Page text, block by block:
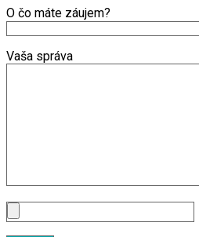
O čo máte záujem?
Vaša správa